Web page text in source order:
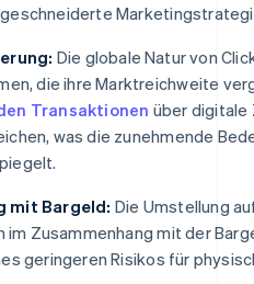
Die globale Natur von
die ihre Marktreichweite
Transaktionen über digitale
was die zunehmende
mit Bargeld: Die Umstellung
im Zusammenhang mit der
geringeren Risikos für